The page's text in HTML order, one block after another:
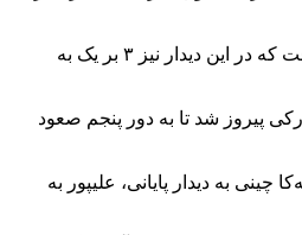
همچنین در وزن ۶۱- کیلوگرم بانوان، رزیتا علیپور ابتدا با نتیجه ۶ بر صفر از سد «فریدا ابیوا» از آذربایجان گذشت. علیپور در مرحله بعد به مصاف «نلی دی وس» از بلژیک رفت که در این دیدار نیز ۳ بر یک به
پیروز شد تا به دور پنجم صعود
توجه به صعود کاراته‌کا چینی به دیدار پایانی، علیپور به